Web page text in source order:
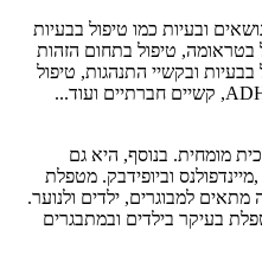
ובעיות כמו טיפול בבעיות
בטראומה, טיפול בתחום הזהות
ובקשיי התנהגות, טיפול
מומחית. בנוסף, היא גם
פסיכותרפיסטית בשיטות c.b.t, emdr ,מיינדפולנס וביופידבק. מטפלת
של לילה מתאים למבוגרים, ילדים ולנוער.
בעיקר בילדים ובמתבגרים